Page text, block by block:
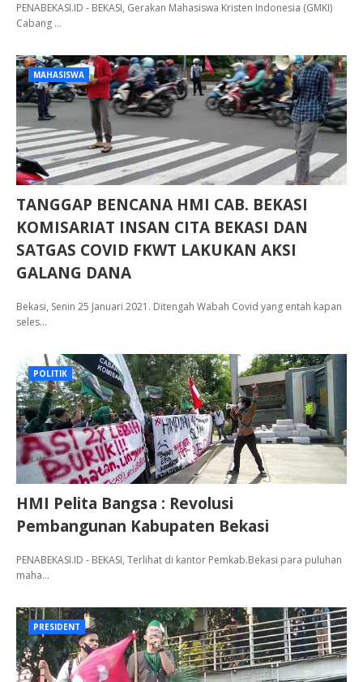
PENABEKASI.ID - BEKASI, Gerakan Mahasiswa Kristen Indonesia (GMKI)
Cabang …
MAHASISWA
TANGGAP BENCANA HMI CAB. BEKASI
KOMISARIAT INSAN CITA BEKASI DAN
SATGAS COVID FKWT LAKUKAN AKSI
GALANG DANA
Bekasi, Senin 25 Januari 2021. Ditengah Wabah Covid yang entah kapan
seles…
POLITIK
HMI Pelita Bangsa : Revolusi
Pembangunan Kabupaten Bekasi
PENABEKASI.ID - BEKASI, Terlihat di kantor Pemkab.Bekasi para puluhan
maha…
PRESIDENT